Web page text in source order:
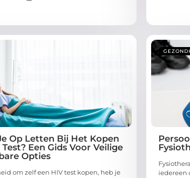
Op Letten Bij Het Kopen
Een Gids Voor Veilige
Opties
om zelf een HIV test kopen, heb je
iedereen